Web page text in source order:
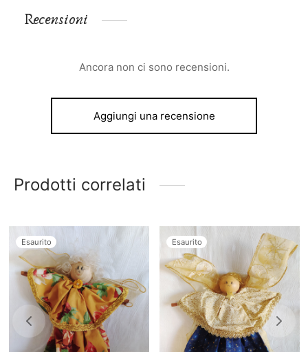
Recensioni
Ancora non ci sono recensioni.
Aggiungi una recensione
Prodotti correlati
Esaurito Esaurito